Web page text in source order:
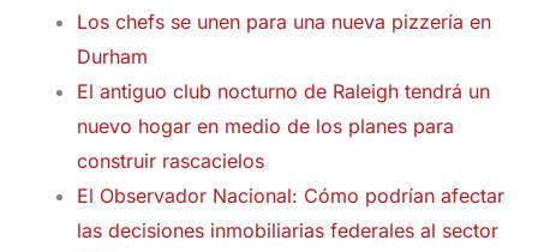
Los chefs se unen para una nueva pizzería en
Durham
El antiguo club nocturno de Raleigh tendrá un
nuevo hogar en medio de los planes para
construir rascacielos
El Observador Nacional: Cómo podrían afectar
las decisiones inmobiliarias federales al sector